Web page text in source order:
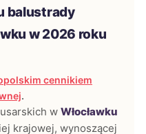
balustrady
w 2026 roku
cennikiem
.
w Włocławku
krajowej, wynoszącej